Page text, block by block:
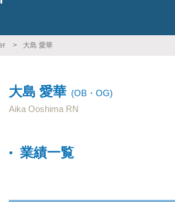
大島 愛華
大島 愛華 (OB・OG)
Aika Ooshima RN
業績一覧